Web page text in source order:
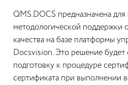
QMS.DOCS предназначена
методологической поддержки
качества на базе платформы
Docsvision. Это решение будет
подготовку к процедуре
сертификата при выполнении